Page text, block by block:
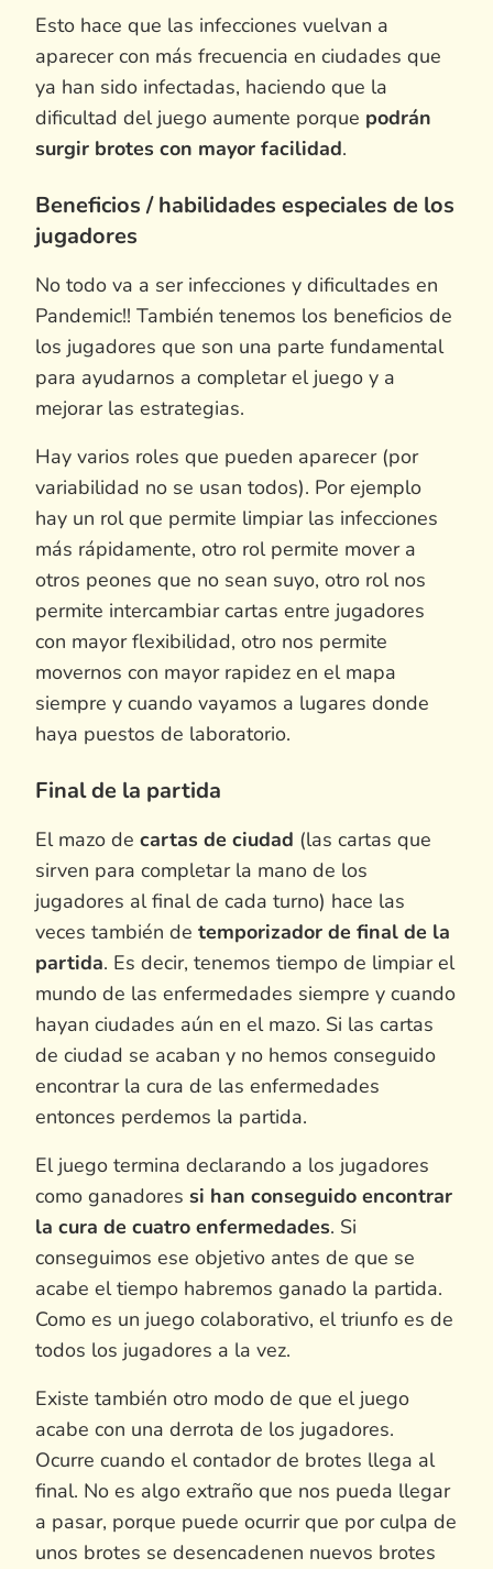
Esto hace que las infecciones vuelvan a
aparecer con más frecuencia en ciudades que
ya han sido infectadas, haciendo que la
dificultad del juego aumente porque podrán
surgir brotes con mayor facilidad.
Beneficios / habilidades especiales de los
jugadores
No todo va a ser infecciones y dificultades en
Pandemic!! También tenemos los beneficios de
los jugadores que son una parte fundamental
para ayudarnos a completar el juego y a
mejorar las estrategias.
Hay varios roles que pueden aparecer (por
variabilidad no se usan todos). Por ejemplo
hay un rol que permite limpiar las infecciones
más rápidamente, otro rol permite mover a
otros peones que no sean suyo, otro rol nos
permite intercambiar cartas entre jugadores
con mayor flexibilidad, otro nos permite
movernos con mayor rapidez en el mapa
siempre y cuando vayamos a lugares donde
haya puestos de laboratorio.
Final de la partida
El mazo de cartas de ciudad (las cartas que
sirven para completar la mano de los
jugadores al final de cada turno) hace las
veces también de temporizador de final de la
partida. Es decir, tenemos tiempo de limpiar el
mundo de las enfermedades siempre y cuando
hayan ciudades aún en el mazo. Si las cartas
de ciudad se acaban y no hemos conseguido
encontrar la cura de las enfermedades
entonces perdemos la partida.
El juego termina declarando a los jugadores
como ganadores si han conseguido encontrar
la cura de cuatro enfermedades. Si
conseguimos ese objetivo antes de que se
acabe el tiempo habremos ganado la partida.
Como es un juego colaborativo, el triunfo es de
todos los jugadores a la vez.
Existe también otro modo de que el juego
acabe con una derrota de los jugadores.
Ocurre cuando el contador de brotes llega al
final. No es algo extraño que nos pueda llegar
a pasar, porque puede ocurrir que por culpa de
unos brotes se desencadenen nuevos brotes